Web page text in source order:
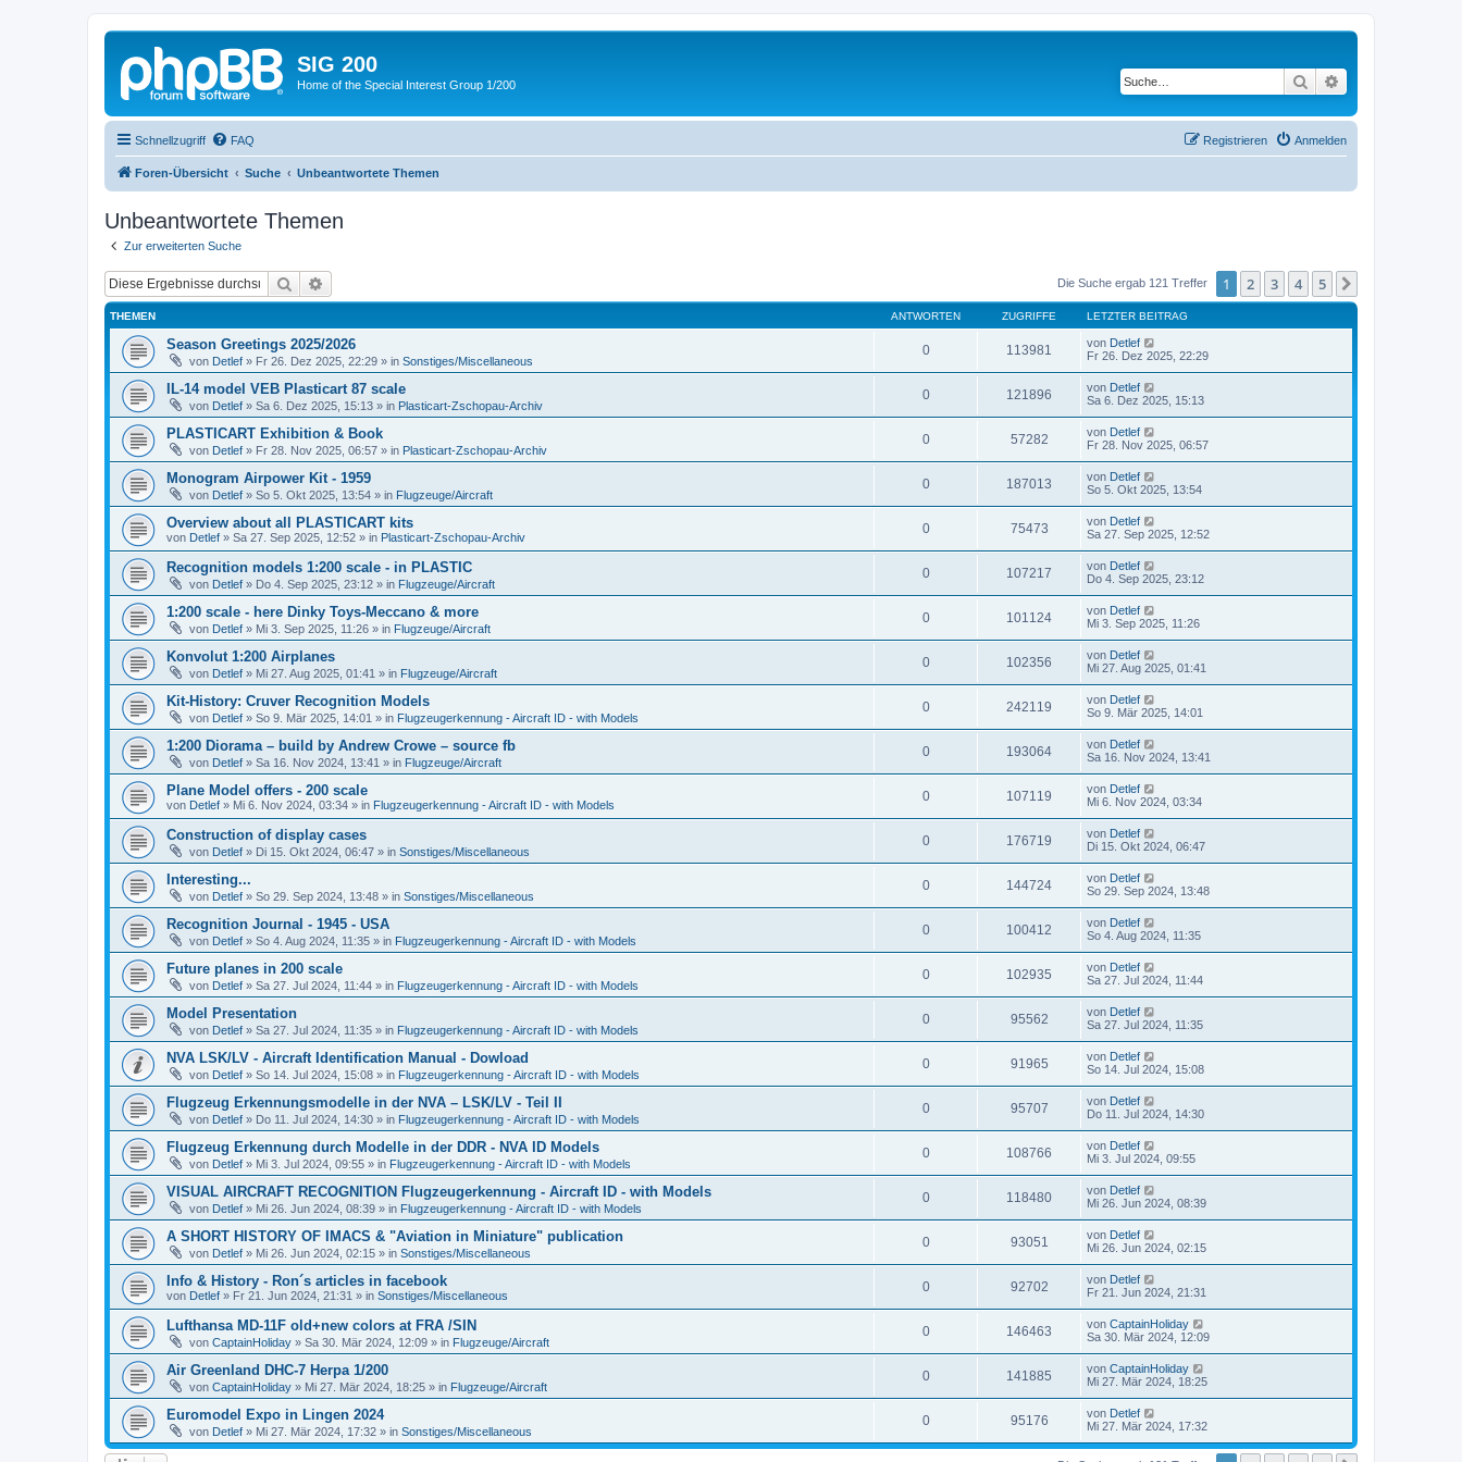
SIG 200
Home of the Special Interest Group 1/200 Suche
Schnellzugriff FAQ Anmelden
Registrieren
Foren-Übersicht Suche Unbeantwortete Themen
Unbeantwortete Themen
Zur erweiterten Suche
Suche Die Suche ergab 121 Treffer 1 2 3 4 5
THEMEN ANTWORTEN ZUGRIFFE LETZTER BEITRAG
Season Greetings 2025/2026
von Detlef » Fr 26. Dez 2025, 22:29 » in Sonstiges/Miscellaneous
0 113981 von Detlef
Fr 26. Dez 2025, 22:29
IL-14 model VEB Plasticart 87 scale
von Detlef » Sa 6. Dez 2025, 15:13 » in Plasticart-Zschopau-Archiv
0 121896 von Detlef
Sa 6. Dez 2025, 15:13
PLASTICART Exhibition & Book
von Detlef » Fr 28. Nov 2025, 06:57 » in Plasticart-Zschopau-Archiv
0 57282 von Detlef
Fr 28. Nov 2025, 06:57
Monogram Airpower Kit - 1959
von Detlef » So 5. Okt 2025, 13:54 » in Flugzeuge/Aircraft
0 187013 von Detlef
So 5. Okt 2025, 13:54
Overview about all PLASTICART kits
von Detlef » Sa 27. Sep 2025, 12:52 » in Plasticart-Zschopau-Archiv
0 75473 von Detlef
Sa 27. Sep 2025, 12:52
Recognition models 1:200 scale - in PLASTIC
von Detlef » Do 4. Sep 2025, 23:12 » in Flugzeuge/Aircraft
0 107217 von Detlef
Do 4. Sep 2025, 23:12
1:200 scale - here Dinky Toys-Meccano & more
von Detlef » Mi 3. Sep 2025, 11:26 » in Flugzeuge/Aircraft
0 101124 von Detlef
Mi 3. Sep 2025, 11:26
Konvolut 1:200 Airplanes
von Detlef » Mi 27. Aug 2025, 01:41 » in Flugzeuge/Aircraft
0 102356 von Detlef
Mi 27. Aug 2025, 01:41
Kit-History: Cruver Recognition Models
von Detlef » So 9. Mär 2025, 14:01 » in Flugzeugerkennung - Aircraft ID - with Models
0 242119 von Detlef
So 9. Mär 2025, 14:01
1:200 Diorama – build by Andrew Crowe – source fb
von Detlef » Sa 16. Nov 2024, 13:41 » in Flugzeuge/Aircraft
0 193064 von Detlef
Sa 16. Nov 2024, 13:41
Plane Model offers - 200 scale
von Detlef » Mi 6. Nov 2024, 03:34 » in Flugzeugerkennung - Aircraft ID - with Models
0 107119 von Detlef
Mi 6. Nov 2024, 03:34
Construction of display cases
von Detlef » Di 15. Okt 2024, 06:47 » in Sonstiges/Miscellaneous
0 176719 von Detlef
Di 15. Okt 2024, 06:47
Interesting...
von Detlef » So 29. Sep 2024, 13:48 » in Sonstiges/Miscellaneous
0 144724 von Detlef
So 29. Sep 2024, 13:48
Recognition Journal - 1945 - USA
von Detlef » So 4. Aug 2024, 11:35 » in Flugzeugerkennung - Aircraft ID - with Models
0 100412 von Detlef
So 4. Aug 2024, 11:35
Future planes in 200 scale
von Detlef » Sa 27. Jul 2024, 11:44 » in Flugzeugerkennung - Aircraft ID - with Models
0 102935 von Detlef
Sa 27. Jul 2024, 11:44
Model Presentation
von Detlef » Sa 27. Jul 2024, 11:35 » in Flugzeugerkennung - Aircraft ID - with Models
0 95562 von Detlef
Sa 27. Jul 2024, 11:35
NVA LSK/LV - Aircraft Identification Manual - Dowload
von Detlef » So 14. Jul 2024, 15:08 » in Flugzeugerkennung - Aircraft ID - with Models
0 91965 von Detlef
So 14. Jul 2024, 15:08
Flugzeug Erkennungsmodelle in der NVA – LSK/LV - Teil II
von Detlef » Do 11. Jul 2024, 14:30 » in Flugzeugerkennung - Aircraft ID - with Models
0 95707 von Detlef
Do 11. Jul 2024, 14:30
Flugzeug Erkennung durch Modelle in der DDR - NVA ID Models
von Detlef » Mi 3. Jul 2024, 09:55 » in Flugzeugerkennung - Aircraft ID - with Models
0 108766 von Detlef
Mi 3. Jul 2024, 09:55
VISUAL AIRCRAFT RECOGNITION Flugzeugerkennung - Aircraft ID - with Models
von Detlef » Mi 26. Jun 2024, 08:39 » in Flugzeugerkennung - Aircraft ID - with Models
0 118480 von Detlef
Mi 26. Jun 2024, 08:39
A SHORT HISTORY OF IMACS & "Aviation in Miniature" publication
von Detlef » Mi 26. Jun 2024, 02:15 » in Sonstiges/Miscellaneous
0 93051 von Detlef
Mi 26. Jun 2024, 02:15
Info & History - Ron´s articles in facebook
von Detlef » Fr 21. Jun 2024, 21:31 » in Sonstiges/Miscellaneous
0 92702 von Detlef
Fr 21. Jun 2024, 21:31
Lufthansa MD-11F old+new colors at FRA /SIN
von CaptainHoliday » Sa 30. Mär 2024, 12:09 » in Flugzeuge/Aircraft
0 146463 von CaptainHoliday
Sa 30. Mär 2024, 12:09
Air Greenland DHC-7 Herpa 1/200
von CaptainHoliday » Mi 27. Mär 2024, 18:25 » in Flugzeuge/Aircraft
0 141885 von CaptainHoliday
Mi 27. Mär 2024, 18:25
Euromodel Expo in Lingen 2024
von Detlef » Mi 27. Mär 2024, 17:32 » in Sonstiges/Miscellaneous
0 95176 von Detlef
Mi 27. Mär 2024, 17:32